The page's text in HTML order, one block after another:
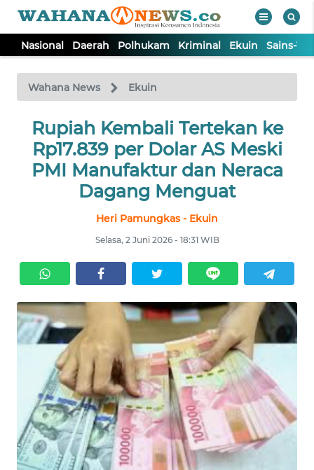
Nasional Daerah Polhukam Kriminal Ekuin Sains-
Wahana News Ekuin
Rupiah Kembali Tertekan ke
Rp17.839 per Dolar AS Meski
PMI Manufaktur dan Neraca
Dagang Menguat
Heri Pamungkas - Ekuin
Selasa, 2 Juni 2026 - 18:31 WIB
TV
Tutup
NASIONAL
DAERAH
EKUIN
SAINS-TEKNO
KESEHATAN
INTERNASIONAL
SERBA-SERBI